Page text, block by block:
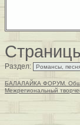
Раздел:
БАЛАЛАЙКА ФОРУМ.
Межрегиональный